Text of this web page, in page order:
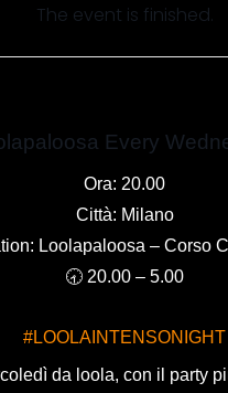
The event is finished.
Every
Ora: 20.00
Città: Milano
Loolapaloosa – Corso
🕣 20.00 – 5.00
#LOOLAINTENSONIGHT
da loola, con il party